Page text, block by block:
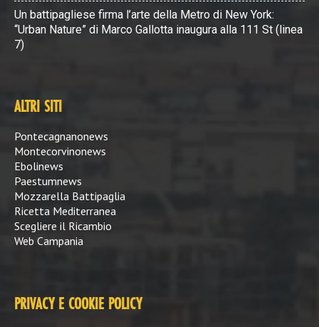
Un battipagliese firma l’arte della Metro di New York:
“Urban Nature” di Marco Gallotta inaugura alla 111 St (linea
7)
ALTRI SITI
Pontecagnanonews
Montecorvinonews
Ebolinews
Paestumnews
Mozzarella Battipaglia
Ricetta Mediterranea
Scegliere il Ricambio
Web Campania
PRIVACY E COOKIE POLICY